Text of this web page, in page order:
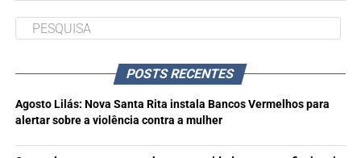
POSTS RECENTES
Agosto Lilás: Nova Santa Rita instala Bancos Vermelhos para
alertar sobre a violência contra a mulher